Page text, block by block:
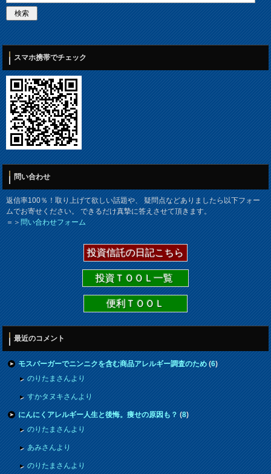
スマホ携帯でチェック
問い合わせ
返信率100％！取り上げて欲しい話題や、 疑問点などありましたら以下フォー
ムでお寄せください。 できるだけ真摯に答えさせて頂きます。
＝＞問い合わせフォーム
投資信託の日記こちら
投資ＴＯＯＬ一覧
便利ＴＯＯＬ
最近のコメント
モスバーガーでニンニクを含む商品アレルギー調査のため(6)
のりたまさんより
すかタヌキさんより
にんにくアレルギー人生と後悔。痩せの原因も？(8)
のりたまさんより
あみさんより
のりたまさんより